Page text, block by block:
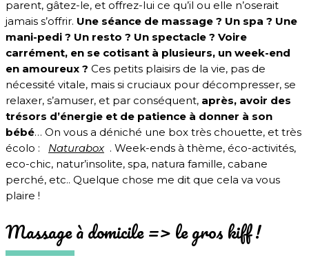
parent, gâtez-le, et offrez-lui ce qu’il ou elle n’oserait
jamais s’offrir. Une séance de massage ? Un spa ? Une
mani-pedi ? Un resto ? Un spectacle ? Voire
carrément, en se cotisant à plusieurs, un week-end
en amoureux ? Ces petits plaisirs de la vie, pas de
nécessité vitale, mais si cruciaux pour décompresser, se
relaxer, s’amuser, et par conséquent, après, avoir des
trésors d’énergie et de patience à donner à son
bébé… On vous a déniché une box très chouette, et très
écolo :
Naturabox . Week-ends à thème, éco-activités,
eco-chic, natur’insolite, spa, natura famille, cabane
perché, etc.. Quelque chose me dit que cela va vous
plaire !
Massage à domicile => le gros kiff !